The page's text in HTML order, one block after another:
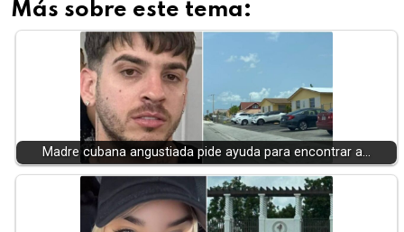
Más sobre este tema:
Madre cubana angustiada pide ayuda para encontrar a…